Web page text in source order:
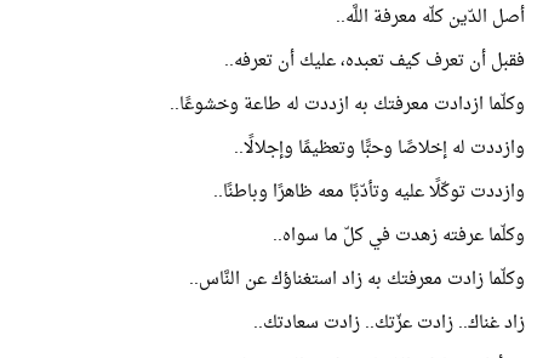
أصل الدّين كلّه معرفة اللَّه..
فقبل أن تعرف كيف تعبده، عليك أن تعرفه..
وكلّما ازدادت معرفتك به ازددت له طاعة وخشوعًا..
وازددت له إخلاصًا وحبًّا وتعظيمًا وإجلالًا..
وازددت توكّلًا عليه وتأدّبًا معه ظاهرًا وباطنًا..
وكلّما عرفته زهدت في كلّ ما سواه..
وكلّما زادت معرفتك به زاد استغناؤك عن النَّاس..
زاد غناك.. زادت عزّتك.. زادت سعادتك..